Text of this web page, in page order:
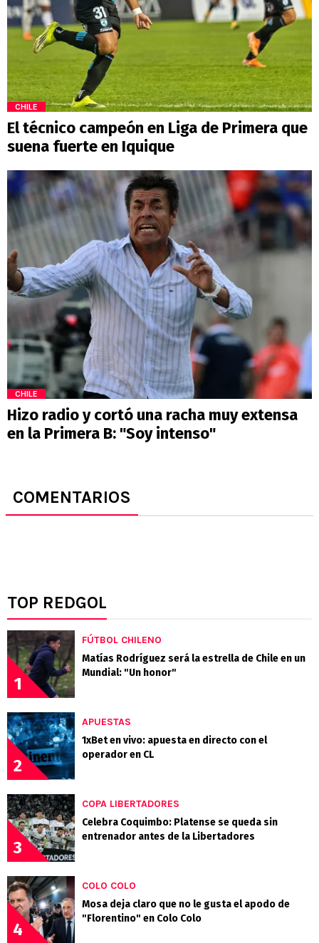
CHILE
El técnico campeón en Liga de Primera que
suena fuerte en Iquique
CHILE
Hizo radio y cortó una racha muy extensa
en la Primera B: "Soy intenso"
COMENTARIOS
TOP REDGOL
1
FÚTBOL CHILENO
Matías Rodríguez será la estrella de Chile en un
Mundial: "Un honor"
2
APUESTAS
1xBet en vivo: apuesta en directo con el
operador en CL
3
COPA LIBERTADORES
Celebra Coquimbo: Platense se queda sin
entrenador antes de la Libertadores
4
COLO COLO
Mosa deja claro que no le gusta el apodo de
"Florentino" en Colo Colo